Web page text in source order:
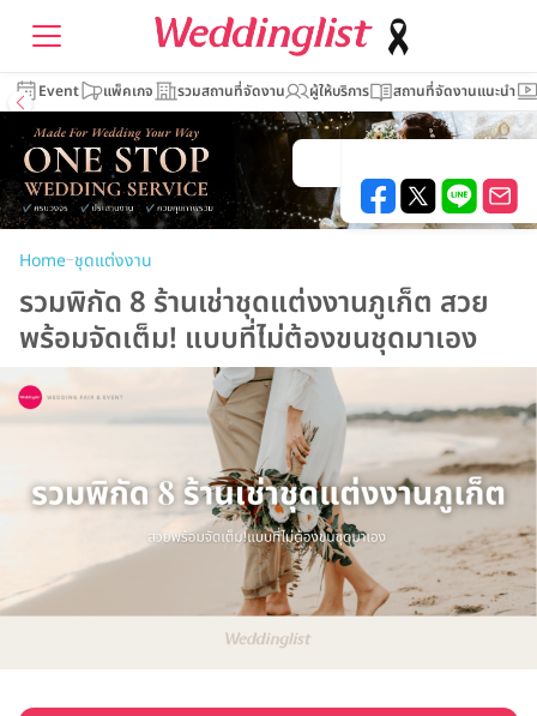
Event แพ็คเกจ รวมสถานที่จัดงาน ผู้ให้บริการ สถานที่จัดงานแนะนำ
Home–ชุดแต่งงาน
รวมพิกัด 8 ร้านเช่าชุดแต่งงานภูเก็ต สวย
พร้อมจัดเต็ม! แบบที่ไม่ต้องขนชุดมาเอง